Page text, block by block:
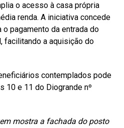
o acesso à casa própria
renda. A iniciativa concede
pagamento da entrada do
facilitando a aquisição do
contemplados pode
10 e 11 do Diogrande nº
mostra a fachada do posto